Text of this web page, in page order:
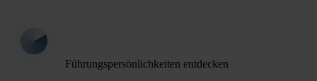
Führungspersönlichkeiten entdecken